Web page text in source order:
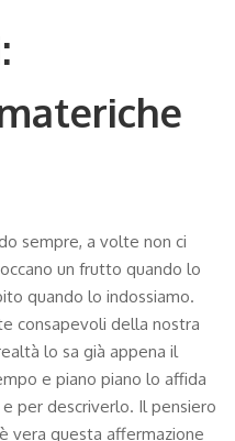
sempre, a volte non ci
un frutto quando lo
quando lo indossiamo.
consapevoli della nostra
lo sa già appena il
e piano piano lo affida
per descriverlo. Il pensiero
vera questa affermazione